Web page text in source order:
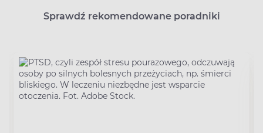
Sprawdź rekomendowane poradniki